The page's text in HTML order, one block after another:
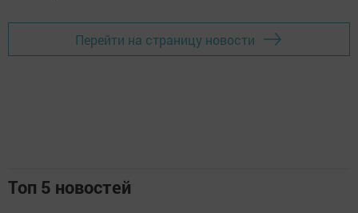
Перейти на страницу новости
Топ 5 новостей